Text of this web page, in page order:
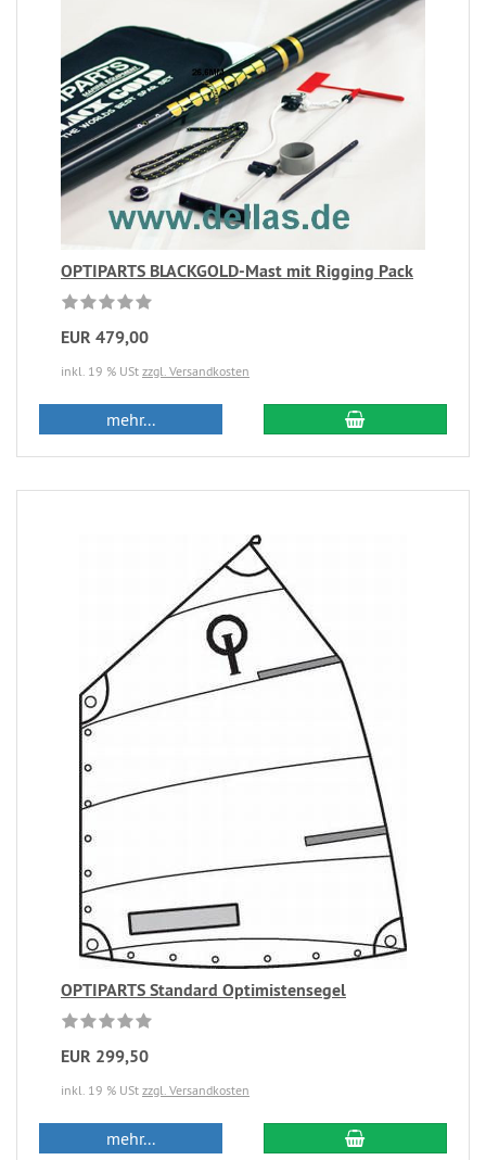
OPTIPARTS BLACKGOLD-Mast mit Rigging Pack
EUR 479,00
inkl. 19 % USt zzgl. Versandkosten
mehr...
OPTIPARTS Standard Optimistensegel
EUR 299,50
inkl. 19 % USt zzgl. Versandkosten
mehr...